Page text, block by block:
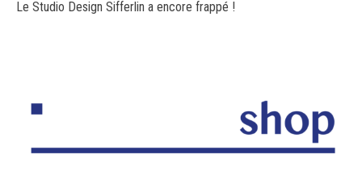
Le Studio Design Sifferlin a encore frappé !